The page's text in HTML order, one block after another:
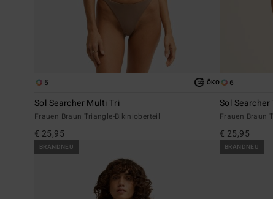
5 ÖKO
Sol Searcher Multi Tri
Frauen Braun Triangle-Bikinioberteil
€ 25,95
6
Sol Searcher
Frauen Braun
€ 25,95
BRANDNEU BRANDNEU